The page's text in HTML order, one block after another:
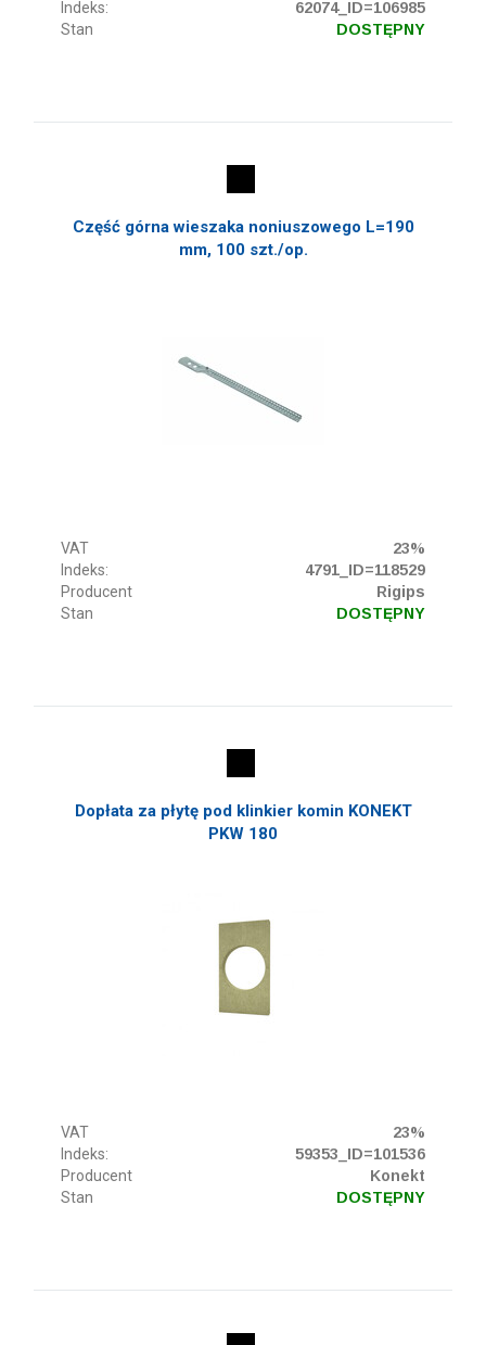
Indeks:
62074_ID=106985
Stan
DOSTĘPNY
Część górna wieszaka noniuszowego L=190
mm, 100 szt./op.
VAT
23%
Indeks:
4791_ID=118529
Producent
Rigips
Stan
DOSTĘPNY
Dopłata za płytę pod klinkier komin KONEKT
PKW 180
VAT
23%
Indeks:
59353_ID=101536
Producent
Konekt
Stan
DOSTĘPNY